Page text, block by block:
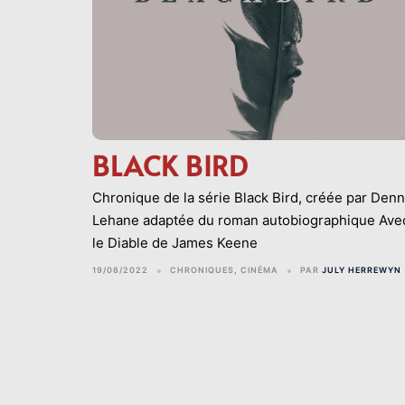
BLACK BIRD
Chronique de la série Black Bird, créée par
Lehane adaptée du roman autobiographique
le Diable de James Keene
19/08/2022 CHRONIQUES CINÉMA PAR JULY HERREWYN